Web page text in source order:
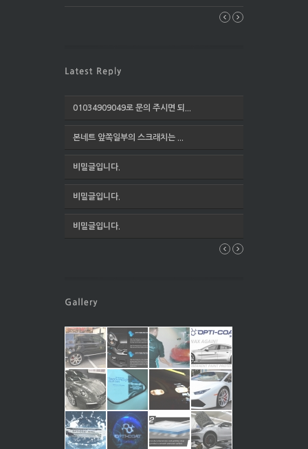
01034909049로 문의 주시면 되...
본네트 앞쪽일부의 스크래치는 ...
비밀글입니다.
비밀글입니다.
비밀글입니다.